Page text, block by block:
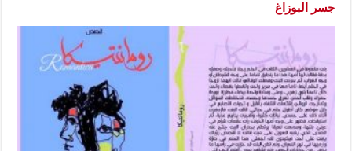
جسر البوزاغ